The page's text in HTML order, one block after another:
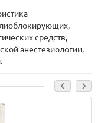
средств,
анестезиологии,